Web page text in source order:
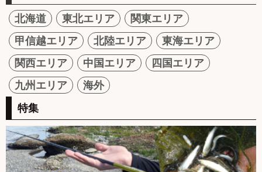
北海道 東北エリア
関東エリア
甲信越エリア
北陸エリア
東海エリア
関西エリア
中国エリア
四国エリア
九州エリア
海外
特集